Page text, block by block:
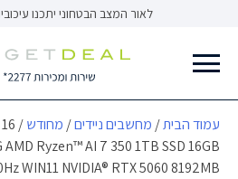
content
לאור המצב הבטחוני יתכנו
עמוד הבית/ מחשבים ניידים/ מחודש/
AMD Ryzen™ AI 7 350 1TB SSD 16GB
WIN11 NVIDIA® RTX 5060 8192MB